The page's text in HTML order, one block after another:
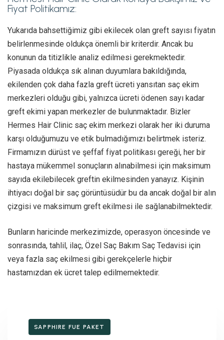
Fiyat Politikamız:
Yukarıda bahsettiğimiz gibi ekilecek olan greft sayısı fiyatın
belirlenmesinde oldukça önemli bir kriterdir. Ancak bu
konunun da titizlikle analiz edilmesi gerekmektedir.
Piyasada oldukça sık alınan duyumlara bakıldığında,
ekilenden çok daha fazla greft ücreti yansıtan saç ekim
merkezleri olduğu gibi, yalnızca ücreti ödenen sayı kadar
greft ekimi yapan merkezler de bulunmaktadır. Bizler
Hermes Hair Clinic saç ekim merkezi olarak her iki duruma
karşı olduğumuzu ve etik bulmadığımızı belirtmek isteriz.
Firmamızın dürüst ve şeffaf fiyat politikası gereği, her bir
hastaya mükemmel sonuçların alınabilmesi için maksimum
sayıda ekilebilecek greftin ekilmesinden yanayız. Kişinin
ihtiyacı doğal bir saç görüntüsüdür bu da ancak doğal bir alın
çizgisi ve maksimum greft ekilmesi ile sağlanabilmektedir.
Bunların haricinde merkezimizde, operasyon öncesinde ve
sonrasında, tahlil, ilaç, Özel Saç Bakım Saç Tedavisi için
veya fazla saç ekilmesi gibi gerekçelerle hiçbir
hastamızdan ek ücret talep edilmemektedir.
SAPPHIRE FUE PAKET